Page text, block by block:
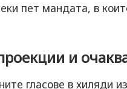
пет мандата, в
и
гласове в хиляди